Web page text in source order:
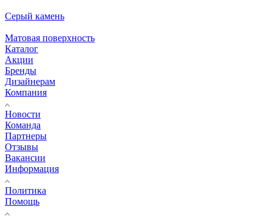
Серый камень
Матовая поверхность
Каталог
Акции
Бренды
Дизайнерам
Компания
Новости
Команда
Партнеры
Отзывы
Вакансии
Информация
Политика
Помощь